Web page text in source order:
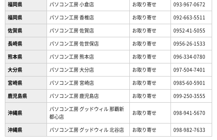
福岡県
パソコン工房 小倉店 お取り寄せ
093-967-0672
福岡県
パソコン工房 香椎店 お取り寄せ
092-663-5511
佐賀県
パソコン工房 佐賀店 お取り寄せ
0952-41-5055
長崎県
パソコン工房 佐世保店 お取り寄せ
0956-26-1533
熊本県
パソコン工房 熊本店 お取り寄せ
096-334-0780
大分県
パソコン工房 大分店 お取り寄せ
097-504-7401
宮崎県
パソコン工房 宮崎店 お取り寄せ
0985-60-5901
鹿児島県
パソコン工房 鹿児島店 お取り寄せ 099-250-3555
沖縄県
パソコン工房 グッドウィル 那覇新
都心店
お取り寄せ 098-941-5670
沖縄県 パソコン工房 グッドウィル 北谷店 お取り寄せ 098-982-7633